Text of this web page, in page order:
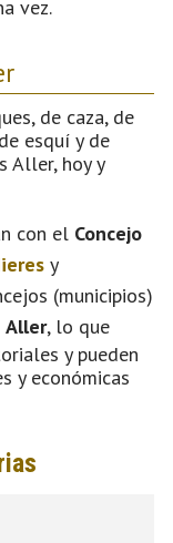
vez.
de caza, de
esquí y de
Aller, hoy y
con el Concejo
y
(municipios)
Aller, lo que
y pueden
y económicas